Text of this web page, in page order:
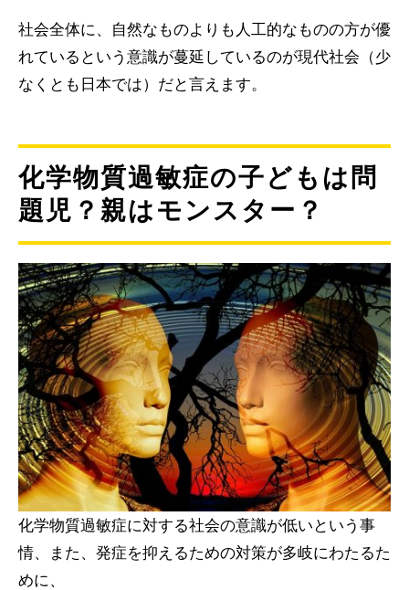
社会全体に、自然なものよりも人工的なものの方が優
れているという意識が蔓延しているのが現代社会（少
なくとも日本では）だと言えます。
化学物質過敏症の子どもは問
題児？親はモンスター？
化学物質過敏症に対する社会の意識が低いという事
情、また、発症を抑えるための対策が多岐にわたるた
めに、